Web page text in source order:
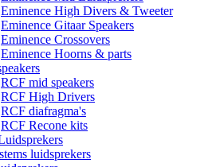
Eminence High Divers & Tweeter
Eminence Gitaar Speakers
Eminence Crossovers
Eminence Hoorns & parts
RCF mid speakers
RCF High Drivers
RCF diafragma's
RCF Recone kits
luidsprekers